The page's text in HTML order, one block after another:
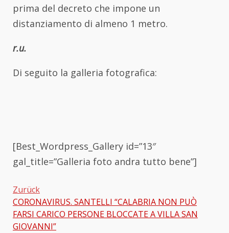
prima del decreto che impone un
distanziamento di almeno 1 metro.
r.u.
Di seguito la galleria fotografica:
[Best_Wordpress_Gallery id=”13″
gal_title=”Galleria foto andra tutto bene”]
Beitragsnavigation
Zurück
CORONAVIRUS. SANTELLI “CALABRIA NON PUÒ
FARSI CARICO PERSONE BLOCCATE A VILLA SAN
GIOVANNI”